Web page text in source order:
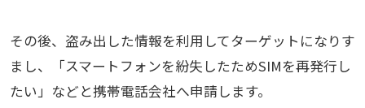
その後、盗み出した情報を利用してターゲットになりす
まし、「スマートフォンを紛失したためSIMを再発行し
たい」などと携帯電話会社へ申請します。